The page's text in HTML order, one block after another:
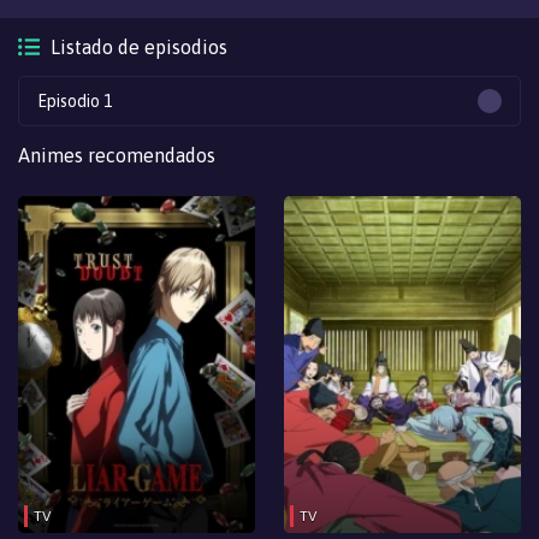
Listado de episodios
Episodio 1
Animes recomendados
TV TV